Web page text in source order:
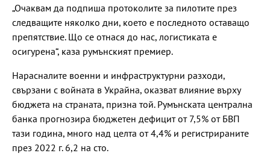
„Очаквам да подпиша протоколите за пилотите през
следващите няколко дни, което е последното оставащо
препятствие. Що се отнася до нас, логистиката е
осигурена“, каза румънският премиер.
Нарасналите военни и инфраструктурни разходи,
свързани с войната в Украйна, оказват влияние върху
бюджета на страната, призна той. Румънската централна
банка прогнозира бюджетен дефицит от 7,5% от БВП
тази година, много над целта от 4,4% и регистрираните
през 2022 г. 6,2 на сто.